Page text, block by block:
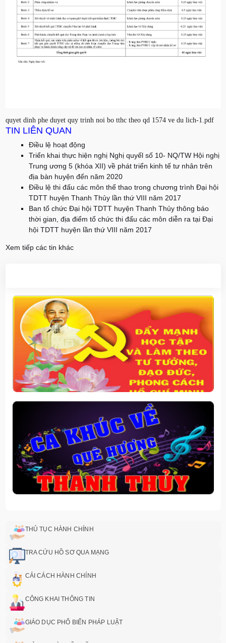
quyet dinh phe duyet quy trinh noi bo tthc theo qd 1574 ve du lich-1.pdf
TIN LIÊN QUAN
Điều lệ hoạt động
Triển khai thực hiện nghị Nghị quyếl số 10- NQ/TW Hội nghị
Trung ương 5 (khóa XII) về phát triển kinh tế tư nhân trên
địa bàn huyện đến năm 2020
Điều lệ thi đấu các môn thể thao trong chương trình Đại hội
TDTT huyện Thanh Thủy lần thứ VIII năm 2017
Ban tổ chức Đại hội TDTT huyện Thanh Thủy thông báo
thời gian, địa điểm tổ chức thi đấu các môn diễn ra tại Đại
hội TDTT huyện lần thứ VIII năm 2017
Xem tiếp các tin khác
THỦ TỤC HÀNH CHÍNH
TRA CỨU HỒ SƠ QUA MẠNG
CẢI CÁCH HÀNH CHÍNH
CÔNG KHAI THÔNG TIN
GIÁO DỤC PHỔ BIẾN PHÁP LUẬT